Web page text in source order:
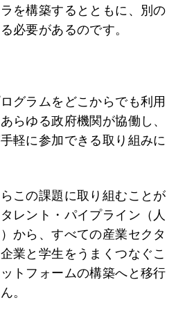
を構築するとともに、別の
必要があるのです。
グラムをどこからでも利用
らゆる政府機関が協働し、
軽に参加できる取り組みに
この課題に取り組むことが
レント・パイプライン（人
から、すべての産業セクタ
業と学生をうまくつなぐこ
トフォームの構築へと移行
。